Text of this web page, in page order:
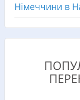
Німеччини в